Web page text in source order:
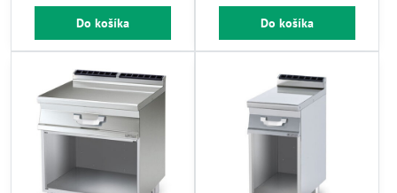
Do košíka Do košíka